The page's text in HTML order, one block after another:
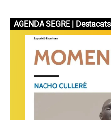
AGENDA SEGRE | Destacats